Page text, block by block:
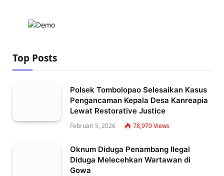
Top Posts
Polsek Tombolopao Selesaikan Kasus
Pengancaman Kepala Desa Kanreapia
Lewat Restorative Justice
Februari 5, 2026 78,970Views
Oknum Diduga Penambang Ilegal
Diduga Melecehkan Wartawan di
Gowa